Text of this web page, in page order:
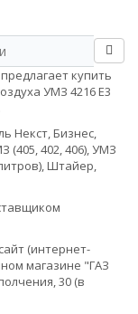
купить
УМЗ 4216 Е3
Некст, Бизнес,
(405, 402, 406), УМЗ
Штайер,
(интернет-
магазине "ГАЗ
30 (в